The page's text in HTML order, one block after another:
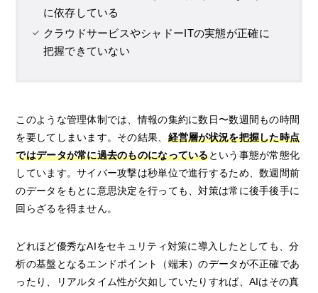
に依存している
クラウドサービスやシャドーITの実態が正確に
把握できていない
このような管理体制では、情報の集約に数日〜数週間もの時間
を要してしまいます。その結果、 経営層が状況を把握した時点
ではデータが常に過去のものになっているという事態が常態化
しています。サイバー攻撃は秒単位で進行するため、数週間前
のデータをもとに意思決定を行っても、対策は常に後手後手に
回らざるを得ません。
どれほど優秀なAIをセキュリティ対策に導入したとしても、分
析の基盤となるエンドポイント（端末）のデータが不正確であ
ったり、リアルタイム性が欠如していたりすれば、AIはその真